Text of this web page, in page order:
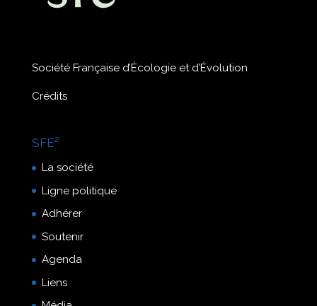
Société Française d’Écologie et d’Évolution
Crédits
SFE²
La société
Ligne politique
Adhérer
Soutenir
Agenda
Liens